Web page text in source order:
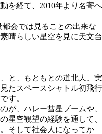
を経て、2010年より名寄へ
会では見ることの出来な
晴らしい星空を見に天文台
と、もともとの道北人。実
たスペースシャトル初飛行
す。
が、ハレー彗星ブームや、
星空観望の経験を通して、
そして社会人になってか